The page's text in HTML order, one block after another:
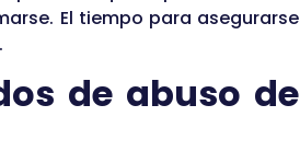
El tiempo para asegurarse
de abuso de